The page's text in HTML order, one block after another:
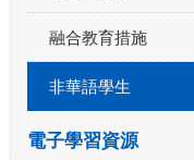
融合教育措施
非華語學生
電子學習資源